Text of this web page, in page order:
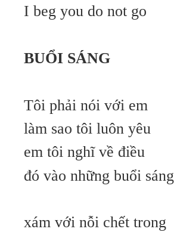
I beg you do not go
BUỔI SÁNG
Tôi phải nói với em
làm sao tôi luôn yêu
em tôi nghĩ về điều
đó vào những buổi sáng
xám với nỗi chết trong